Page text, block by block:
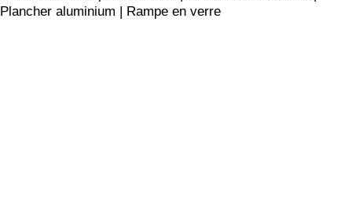
Plancher aluminium | Rampe en verre